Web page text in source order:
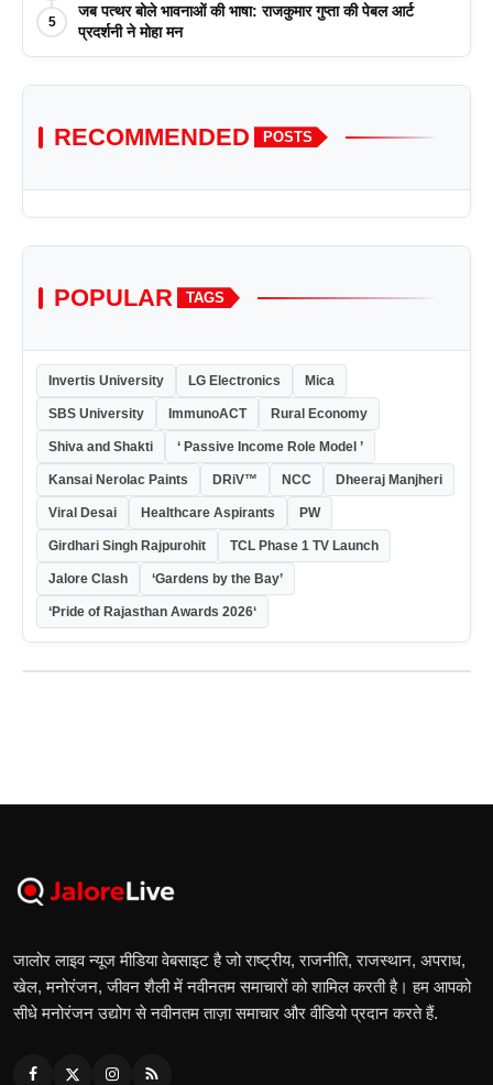
5
जब पत्थर बोले भावनाओं की भाषा: राजकुमार गुप्ता की पेबल आर्ट
प्रदर्शनी ने मोहा मन
RECOMMENDED POSTS
POPULAR TAGS
Invertis University LG Electronics Mica
SBS University ImmunoACT Rural Economy
Shiva and Shakti ‘ Passive Income Role Model ’
Kansai Nerolac Paints DRiV™ NCC Dheeraj Manjheri
Viral Desai Healthcare Aspirants PW
Girdhari Singh Rajpurohit TCL Phase 1 TV Launch
Jalore Clash ‘Gardens by the Bay’
‘Pride of Rajasthan Awards 2026‘
जालोर लाइव न्यूज मीडिया वेबसाइट है जो राष्ट्रीय, राजनीति, राजस्थान, अपराध,
खेल, मनोरंजन, जीवन शैली में नवीनतम समाचारों को शामिल करती है। हम आपको
सीधे मनोरंजन उद्योग से नवीनतम ताज़ा समाचार और वीडियो प्रदान करते हैं.